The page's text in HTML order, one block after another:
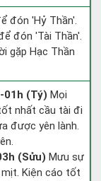
đón 'Hỷ Thần'.
đón 'Tài Thần'.
gặp Hạc Thần
01h (Tý) Mọi
nhất cầu tài đi
được yên lành.
(Sửu) Mưu sự
Kiện cáo tốt